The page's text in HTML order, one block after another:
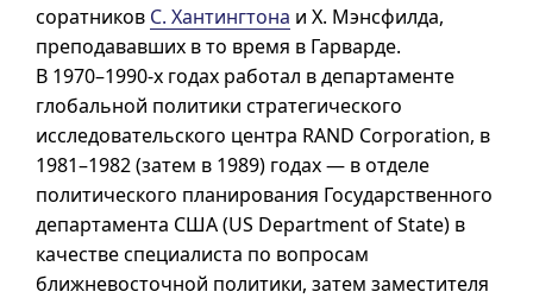
соратников С. Хантингтона и Х. Мэнсфилда,
преподававших в то время в Гарварде.
В 1970–1990-х годах работал в департаменте
глобальной политики стратегического
исследовательского центра RAND Corporation, в
1981–1982(затем в 1989) годах — в отделе
политического планирования Государственного
департамента США (US Department of State) в
качестве специалиста по вопросам
ближневосточной политики, затем заместителя